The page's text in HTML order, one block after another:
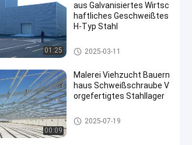
01:25
aus Galvanisiertes Wirtsc
haftliches Geschweißtes
H-Typ Stahl
Vorgefertigtes Lagerhaus
2025-03-11
00:09
Malerei Viehzucht Bauern
haus Schweißschraube V
orgefertigtes Stahllager
Viehzucht-Farmhaus
2025-07-19